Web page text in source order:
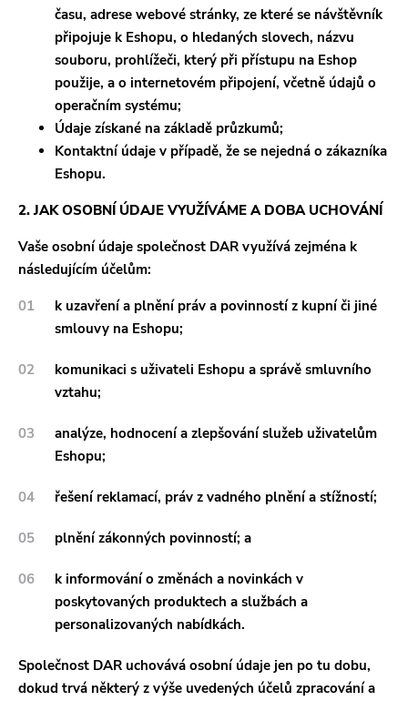
času, adrese webové stránky, ze které se návštěvník
připojuje k Eshopu, o hledaných slovech, názvu
souboru, prohlížeči, který při přístupu na Eshop
použije, a o internetovém připojení, včetně údajů o
operačním systému;
Údaje získané na základě průzkumů;
Kontaktní údaje v případě, že se nejedná o zákazníka
Eshopu.
2. JAK OSOBNÍ ÚDAJE VYUŽÍVÁME A DOBA UCHOVÁNÍ
Vaše osobní údaje společnost DAR využívá zejména k
následujícím účelům:
k uzavření a plnění práv a povinností z kupní či jiné
smlouvy na Eshopu;
komunikaci s uživateli Eshopu a správě smluvního
vztahu;
analýze, hodnocení a zlepšování služeb uživatelům
Eshopu;
řešení reklamací, práv z vadného plnění a stížností;
plnění zákonných povinností; a
k informování o změnách a novinkách v
poskytovaných produktech a službách a
personalizovaných nabídkách.
Společnost DAR uchovává osobní údaje jen po tu dobu,
dokud trvá některý z výše uvedených účelů zpracování a